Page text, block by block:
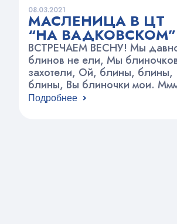
08.03.2021
МАСЛЕНИЦА В ЦТ
“НА ВАДКОВСКОМ”
ВСТРЕЧАЕМ ВЕСНУ! Мы
блинов не ели, Мы
захотели, Ой, блины, блины,
блины, Вы блиночки мои.
Всем с детства знакомый
Подробнее